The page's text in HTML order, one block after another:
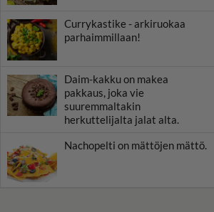
Currykastike - arkiruokaa
parhaimmillaan!
Daim-kakku on makea
pakkaus, joka vie
suuremmaltakin
herkuttelijalta jalat alta.
Nachopelti on mättöjen mättö.